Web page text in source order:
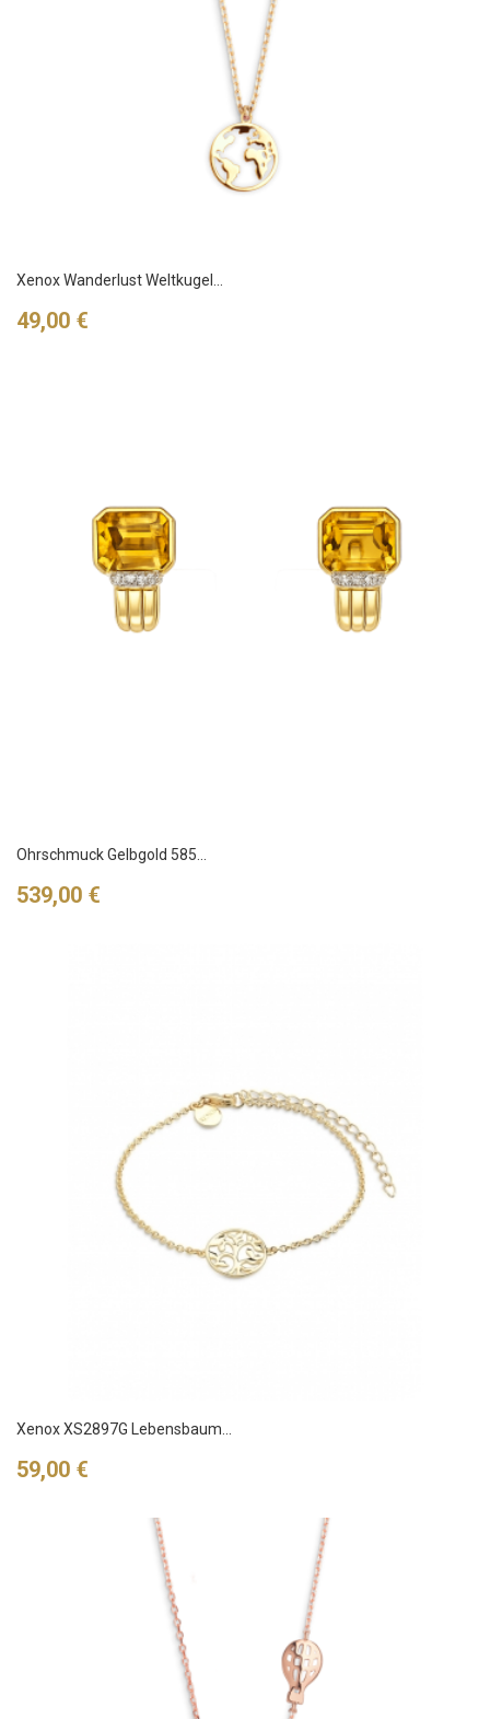
Xenox Wanderlust Weltkugel...
Preis
49,00 €
Ohrschmuck Gelbgold 585...
Preis
539,00 €
Xenox XS2897G Lebensbaum...
Preis
59,00 €